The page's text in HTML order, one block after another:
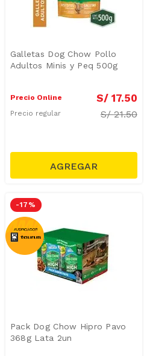
Galletas Dog Chow Pollo
Adultos Minis y Peq 500g
Precio Online S/ 17.50
Precio regular S/21.50
-17 %
Pack Dog Chow Hipro Pavo
368g Lata 2un